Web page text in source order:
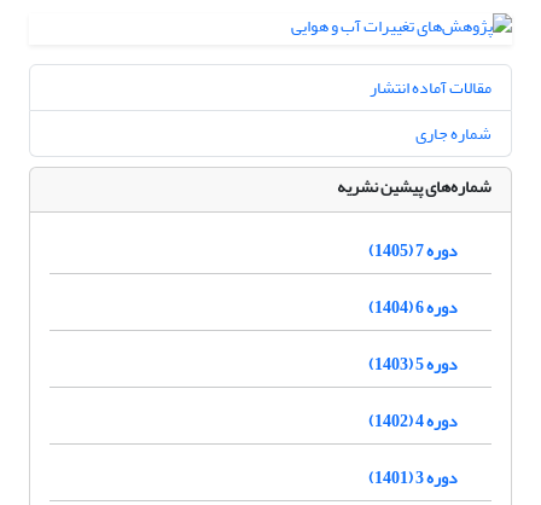
مقالات آماده انتشار
شماره جاری
شماره‌های پیشین نشریه
دوره 7 (1405)
دوره 6 (1404)
دوره 5 (1403)
دوره 4 (1402)
دوره 3 (1401)